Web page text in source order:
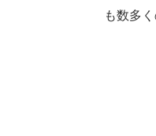
も数多